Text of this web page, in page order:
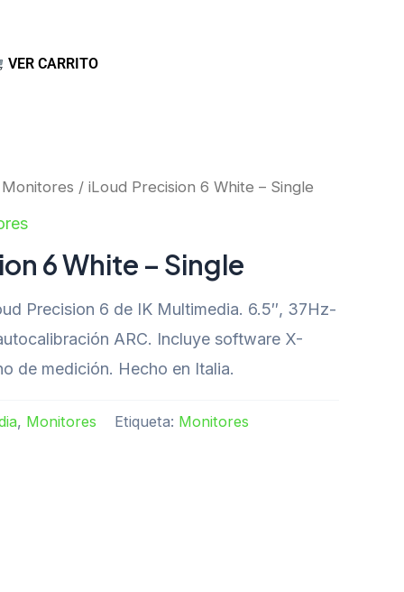
VER CARRITO
Monitores / iLoud Precision 6 White – Single
6 White – Single
Precision 6 de IK Multimedia. 6.5″, 37Hz-
ARC. Incluye software X-
de medición. Hecho en Italia.
, Monitores Etiqueta: Monitores